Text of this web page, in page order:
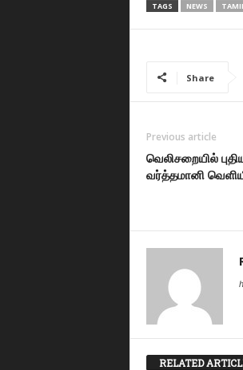
TAGS NEWS
Share
Previous article
வெலிசறையில்
வர்த்தமானி
RELATED